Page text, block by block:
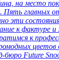
на место
Пять главных
эти
к фактуре
к
цветов
бюро Future